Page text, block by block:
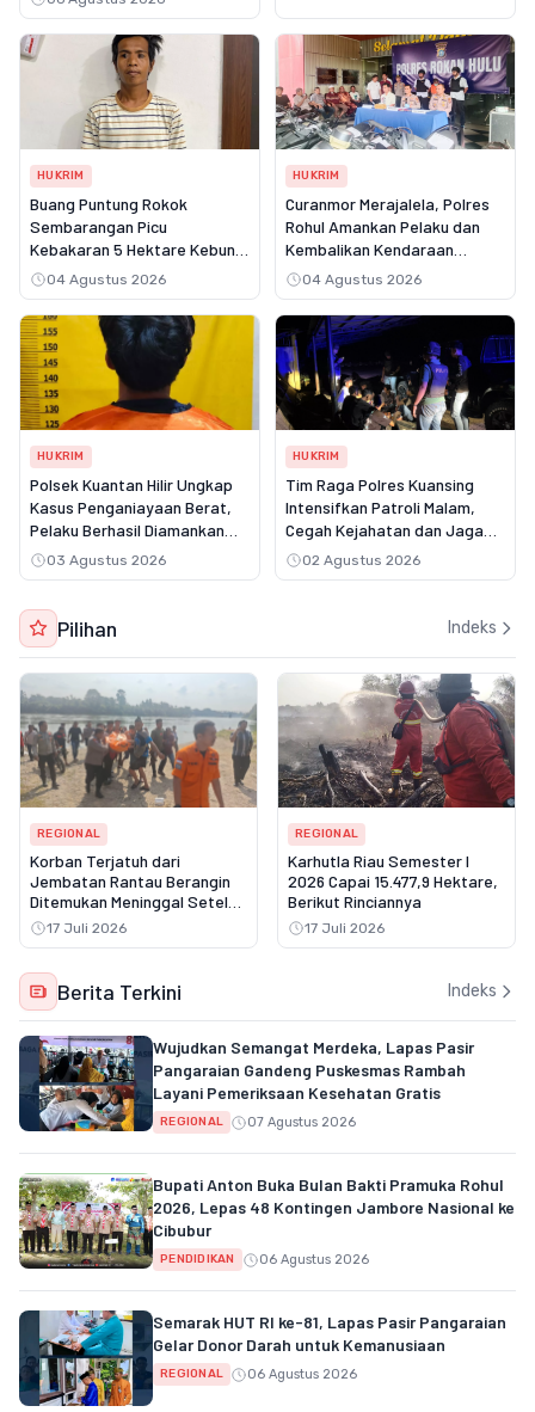
HUKRIM
Buang Puntung Rokok
Sembarangan Picu
Kebakaran 5 Hektare Kebun,
Pelangsir Sawit Dibekuk Polisi
04 Agustus 2026
HUKRIM
Curanmor Merajalela, Polres
Rohul Amankan Pelaku dan
Kembalikan Kendaraan
Korban
04 Agustus 2026
HUKRIM
Polsek Kuantan Hilir Ungkap
Kasus Penganiayaan Berat,
Pelaku Berhasil Diamankan
Kurang dari Tiga Hari
03 Agustus 2026
HUKRIM
Tim Raga Polres Kuansing
Intensifkan Patroli Malam,
Cegah Kejahatan dan Jaga
Kamtibmas
02 Agustus 2026
Pilihan Indeks
REGIONAL
Korban Terjatuh dari
Jembatan Rantau Berangin
Ditemukan Meninggal Setelah
Tiga Hari Pencarian
17 Juli 2026
REGIONAL
Karhutla Riau Semester I
2026 Capai 15.477,9 Hektare,
Berikut Rinciannya
17 Juli 2026
Berita Terkini Indeks
Wujudkan Semangat Merdeka, Lapas Pasir
Pangaraian Gandeng Puskesmas Rambah
Layani Pemeriksaan Kesehatan Gratis
REGIONAL 07 Agustus 2026
Bupati Anton Buka Bulan Bakti Pramuka Rohul
2026, Lepas 48 Kontingen Jambore Nasional ke
Cibubur
PENDIDIKAN 06 Agustus 2026
Semarak HUT RI ke-81, Lapas Pasir Pangaraian
Gelar Donor Darah untuk Kemanusiaan
REGIONAL 06 Agustus 2026